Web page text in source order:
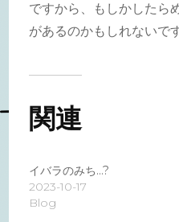
ですから、もしかしたら
があるのかもしれないで
関連
イバラのみち…?
2023-10-17
Blog